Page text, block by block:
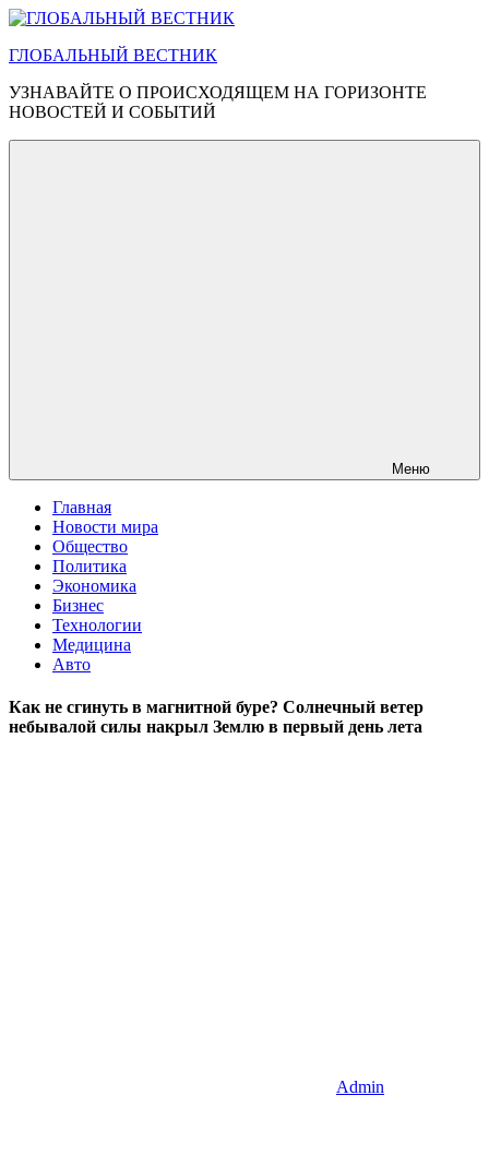
Перейти
содержимому
ГЛОБАЛЬНЫЙ ВЕСТНИК
УЗНАВАЙТЕ О ПРОИСХОДЯЩЕМ НА ГОРИЗОНТЕ
НОВОСТЕЙ И СОБЫТИЙ
Меню
Главная
Новости мира
Общество
Политика
Экономика
Бизнес
Технологии
Медицина
Авто
Как не сгинуть в магнитной буре? Солнечный ветер
небывалой силы накрыл Землю в первый день лета
Admin